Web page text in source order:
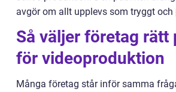
avgör om allt upplevs som tryggt
Så väljer företag rätt
för videoproduktion
Många företag står inför samma